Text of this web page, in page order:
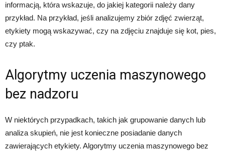
informacją, która wskazuje, do jakiej kategorii należy dany
przykład. Na przykład, jeśli analizujemy zbiór zdjęć zwierząt,
etykiety mogą wskazywać, czy na zdjęciu znajduje się kot, pies,
czy ptak.
Algorytmy uczenia maszynowego
bez nadzoru
W niektórych przypadkach, takich jak grupowanie danych lub
analiza skupień, nie jest konieczne posiadanie danych
zawierających etykiety. Algorytmy uczenia maszynowego bez